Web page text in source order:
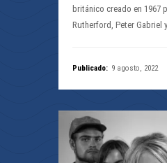
británico creado en 1967
Rutherford, Peter Gabriel
Publicado: 9 agosto, 2022